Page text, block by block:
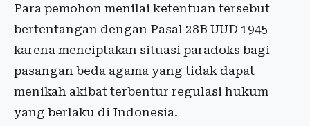
Para pemohon menilai ketentuan tersebut
bertentangan dengan Pasal 28B UUD 1945
karena menciptakan situasi paradoks bagi
pasangan beda agama yang tidak dapat
menikah akibat terbentur regulasi hukum
yang berlaku di Indonesia.